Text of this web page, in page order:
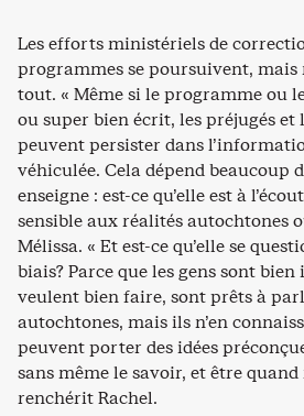
Les efforts ministériels de
programmes se poursuivent, mais
tout. « Même si le programme ou
ou super bien écrit, les préjugés et
peuvent persister dans
véhiculée. Cela dépend beaucoup
enseigne : est-ce qu’elle est à
sensible aux réalités autochtones
Mélissa. « Et est-ce qu’elle se
biais? Parce que les gens sont
veulent bien faire, sont prêts à
autochtones, mais ils n’en
peuvent porter des idées
sans même le savoir, et être quand
renchérit Rachel.